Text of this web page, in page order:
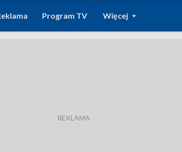
Program TV Więcej